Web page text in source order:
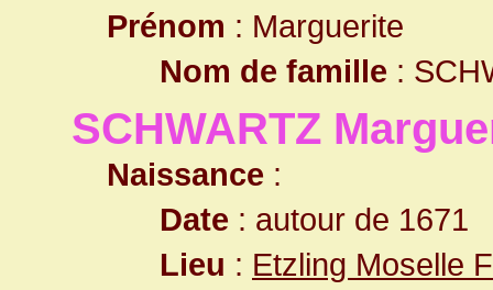
Prénom : Marguerite
Nom de famille :
SCHWARTZ
Naissance :
Date : autour de 1671
Lieu : Etzling Moselle